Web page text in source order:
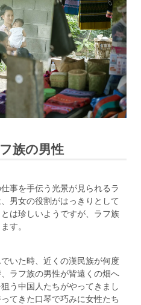
族の男性
事を手伝う光景が見られるラ
男女の役割がはっきりとして
は珍しいようですが、ラフ族
す。
いた時、近くの漢民族が何度
ラフ族の男性が皆遠くの畑へ
う中国人たちがやってきまし
てきた口琴で巧みに女性たち